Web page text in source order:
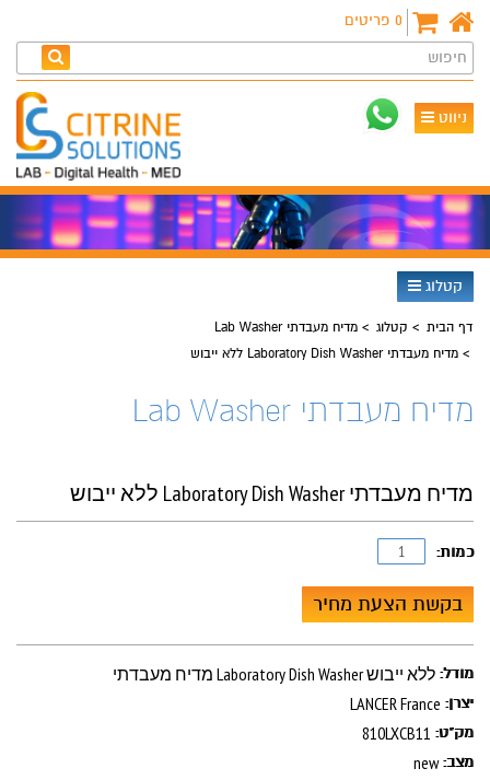
0 פריטים
חיפוש
ניווט
קטלוג
דף הבית קטלוג
מדיח מעבדתי Lab Washer
מדיח מעבדתי Laboratory Dish Washer ללא ייבוש
מדיח מעבדתי Lab Washer
מדיח מעבדתי Laboratory Dish Washer ללא ייבוש
כמות:
בקשת הצעת מחיר
מודל: מדיח מעבדתי Laboratory Dish Washer ללא ייבוש
יצרן: LANCER France
מק"ט: 810LXCB11
מצב: new